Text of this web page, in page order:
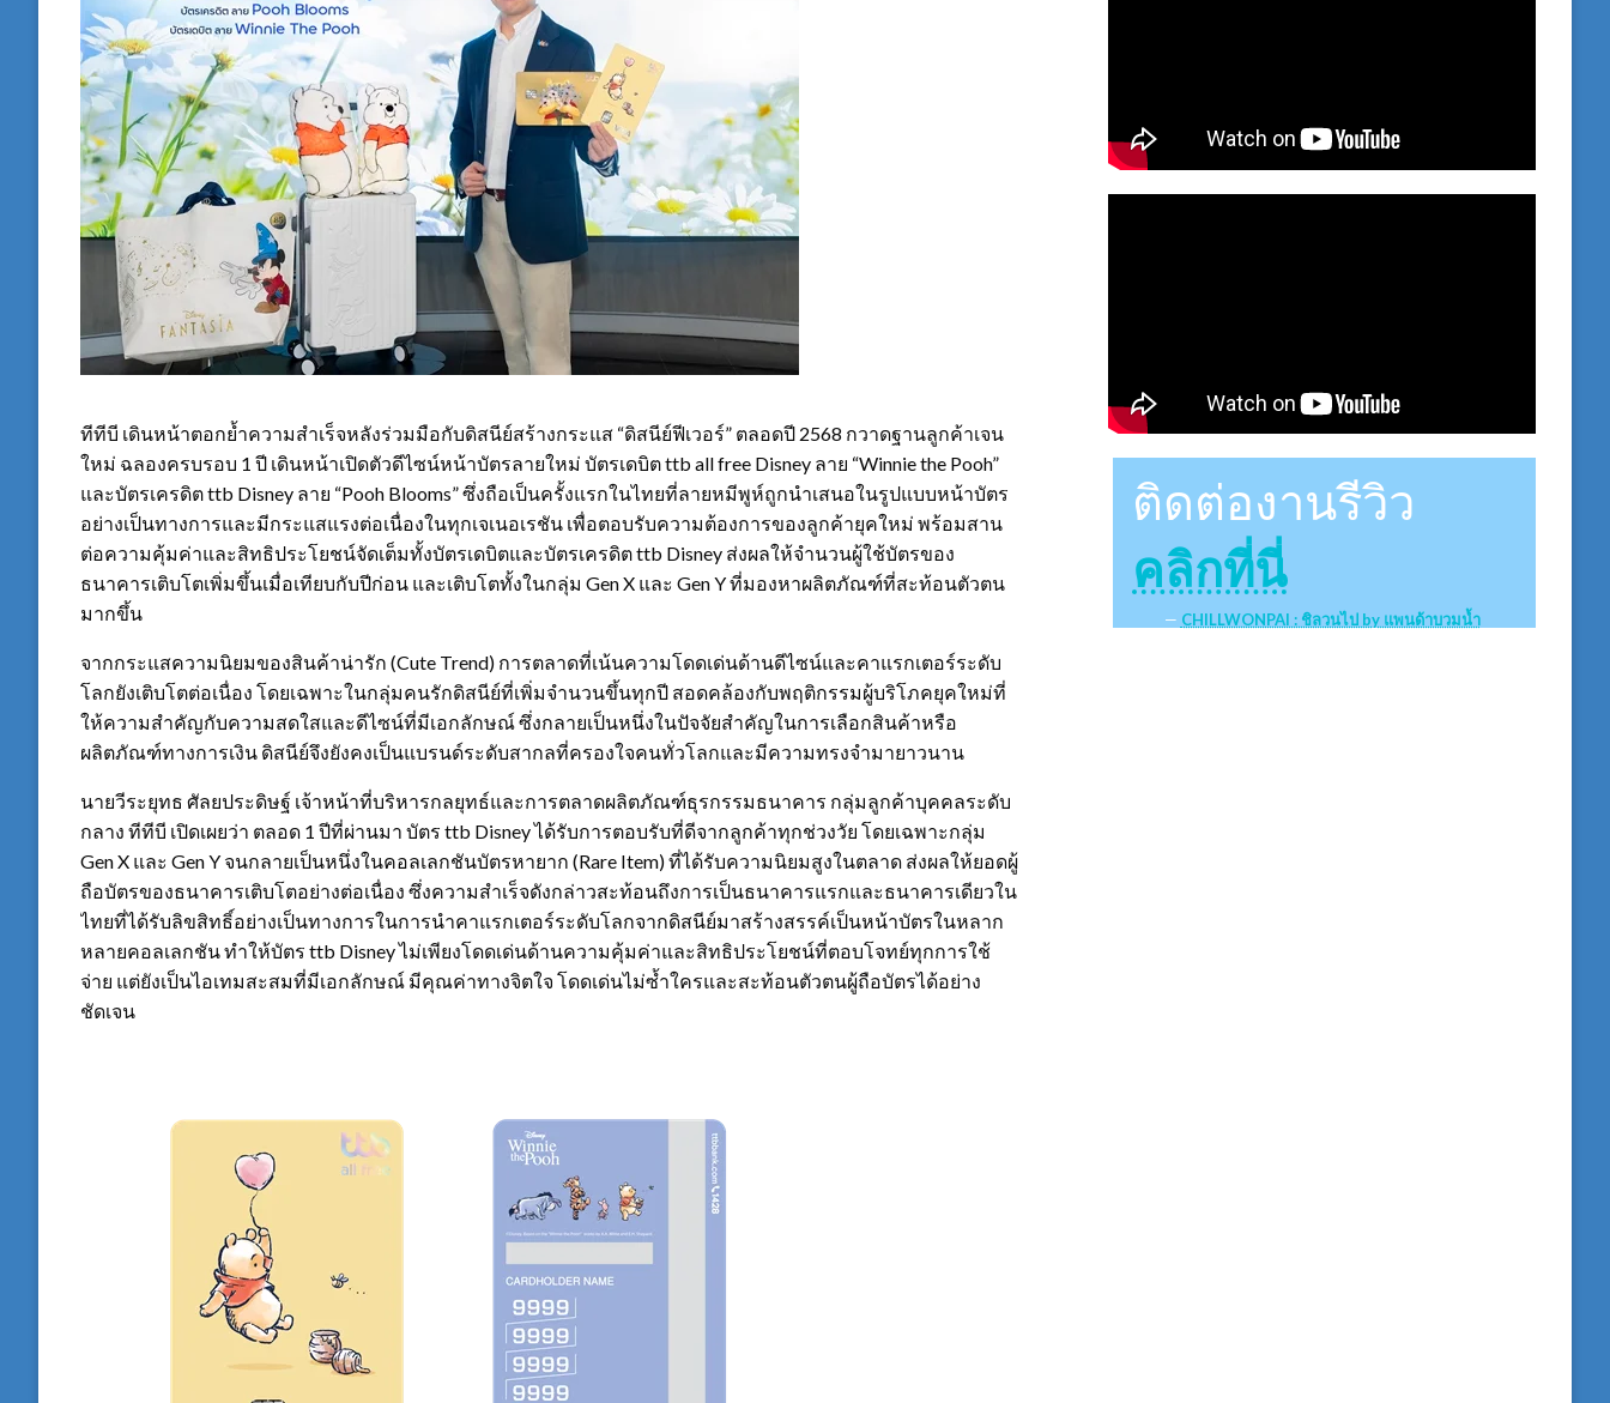
ทีทีบี เดินหน้าตอกย้ำความสำเร็จหลังร่วมมือกับดิสนีย์สร้างกระแส “ดิสนีย์ฟีเวอร์” ตลอดปี 2568 กวาดฐานลูกค้าเจน
ใหม่ ฉลองครบรอบ 1 ปี เดินหน้าเปิดตัวดีไซน์หน้าบัตรลายใหม่ บัตรเดบิต ttb all free Disney ลาย “Winnie the Pooh”
และบัตรเครดิต ttb Disney ลาย “Pooh Blooms” ซึ่งถือเป็นครั้งแรกในไทยที่ลายหมีพูห์ถูกนำเสนอในรูปแบบหน้าบัตร
อย่างเป็นทางการและมีกระแสแรงต่อเนื่องในทุกเจเนอเรชัน เพื่อตอบรับความต้องการของลูกค้ายุคใหม่ พร้อมสาน
ต่อความคุ้มค่าและสิทธิประโยชน์จัดเต็มทั้งบัตรเดบิตและบัตรเครดิต ttb Disney ส่งผลให้จำนวนผู้ใช้บัตรของ
ธนาคารเติบโตเพิ่มขึ้นเมื่อเทียบกับปีก่อน และเติบโตทั้งในกลุ่ม Gen X และ Gen Y ที่มองหาผลิตภัณฑ์ที่สะท้อนตัวตน
มากขึ้น
จากกระแสความนิยมของสินค้าน่ารัก (Cute Trend) การตลาดที่เน้นความโดดเด่นด้านดีไซน์และคาแรกเตอร์ระดับ
โลกยังเติบโตต่อเนื่อง โดยเฉพาะในกลุ่มคนรักดิสนีย์ที่เพิ่มจำนวนขึ้นทุกปี สอดคล้องกับพฤติกรรมผู้บริโภคยุคใหม่ที่
ให้ความสำคัญกับความสดใสและดีไซน์ที่มีเอกลักษณ์ ซึ่งกลายเป็นหนึ่งในปัจจัยสำคัญในการเลือกสินค้าหรือ
ผลิตภัณฑ์ทางการเงิน ดิสนีย์จึงยังคงเป็นแบรนด์ระดับสากลที่ครองใจคนทั่วโลกและมีความทรงจำมายาวนาน
นายวีระยุทธ ศัลยประดิษฐ์ เจ้าหน้าที่บริหารกลยุทธ์และการตลาดผลิตภัณฑ์ธุรกรรมธนาคาร กลุ่มลูกค้าบุคคลระดับ
กลาง ทีทีบี เปิดเผยว่า ตลอด 1 ปีที่ผ่านมา บัตร ttb Disney ได้รับการตอบรับที่ดีจากลูกค้าทุกช่วงวัย โดยเฉพาะกลุ่ม
Gen X และ Gen Y จนกลายเป็นหนึ่งในคอลเลกชันบัตรหายาก (Rare Item) ที่ได้รับความนิยมสูงในตลาด ส่งผลให้ยอดผู้
ถือบัตรของธนาคารเติบโตอย่างต่อเนื่อง ซึ่งความสำเร็จดังกล่าวสะท้อนถึงการเป็นธนาคารแรกและธนาคารเดียวใน
ไทยที่ได้รับลิขสิทธิ์อย่างเป็นทางการในการนำคาแรกเตอร์ระดับโลกจากดิสนีย์มาสร้างสรรค์เป็นหน้าบัตรในหลาก
หลายคอลเลกชัน ทำให้บัตร ttb Disney ไม่เพียงโดดเด่นด้านความคุ้มค่าและสิทธิประโยชน์ที่ตอบโจทย์ทุกการใช้
จ่าย แต่ยังเป็นไอเทมสะสมที่มีเอกลักษณ์ มีคุณค่าทางจิตใจ โดดเด่นไม่ซ้ำใครและสะท้อนตัวตนผู้ถือบัตรได้อย่าง
ชัดเจน
ติดต่องานรีวิว
คลิกที่นี่
CHILLWONPAI : ชิลวนไป by แพนด้าบวมน้ำ